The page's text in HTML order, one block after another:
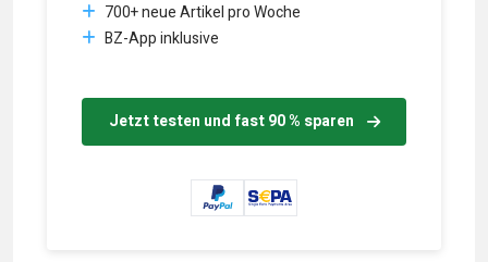
700+ neue Artikel pro Woche
BZ-App inklusive
Jetzt testen und fast 90 % sparen